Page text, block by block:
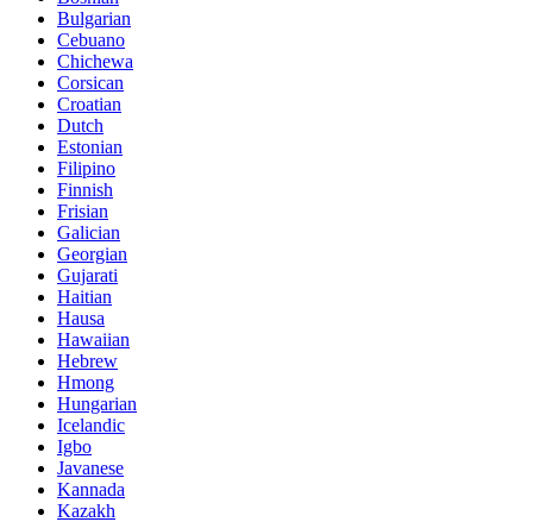
Bulgarian
Cebuano
Chichewa
Corsican
Croatian
Dutch
Estonian
Filipino
Finnish
Frisian
Galician
Georgian
Gujarati
Haitian
Hausa
Hawaiian
Hebrew
Hmong
Hungarian
Icelandic
Igbo
Javanese
Kannada
Kazakh